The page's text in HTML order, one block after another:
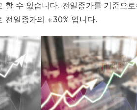
할 수 있습니다. 전일종가를 기준으
전일종가의 +30% 입니다.